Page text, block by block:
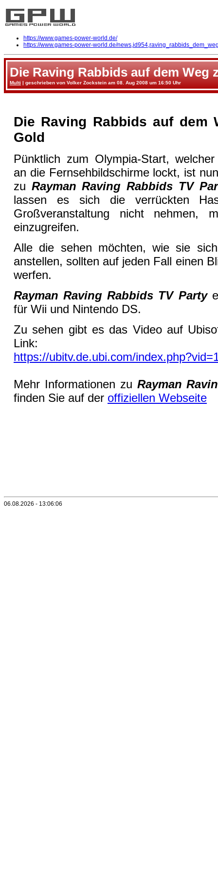
https://www.games-power-world.de/
https://www.games-power-world.de/
Die Raving Rabbids auf dem Weg
Multi | geschrieben von Volker Zockstein am 08. Aug 2008 um 16:50 Uhr
Die Raving Rabbids auf dem
Gold
Pünktlich zum Olympia-Start,
an die Fernsehbildschirme lockt, ist
zu Rayman Raving Rabbids TV
lassen es sich die verrückten
Großveranstaltung nicht nehmen,
einzugreifen.
Alle die sehen möchten, wie sie
anstellen, sollten auf jeden Fall einen
werfen.
Rayman Raving Rabbids TV Party
für Wii und Nintendo DS.
Zu sehen gibt es das Video auf
Link:
https://ubitv.de.ubi.com/
Mehr Informationen zu Rayman
finden Sie auf der offiziellen Webseite
06.08.2026 - 13:06:06